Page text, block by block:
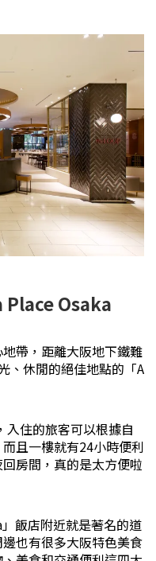
Place Osaka
帶，距離大阪地下鐵難
、休閒的絕佳地點的「A
住的旅客可以根據自
且一樓就有24小時便利
房間，真的是太方便啦
飯店附近就是著名的道
也有很多大阪特色美食